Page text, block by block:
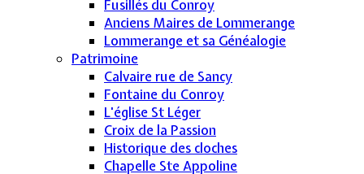
Fusillés du Conroy
Anciens Maires de Lommerange
Lommerange et sa Généalogie
Patrimoine
Calvaire rue de Sancy
Fontaine du Conroy
L'église St Léger
Croix de la Passion
Historique des cloches
Chapelle Ste Appoline